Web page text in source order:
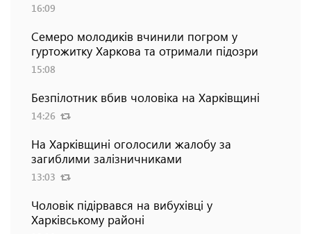
16:09
Семеро молодиків вчинили погром у
гуртожитку Харкова та отримали підозри
15:08
Безпілотник вбив чоловіка на Харківщині
14:26
На Харківщині оголосили жалобу за
загиблими залізничниками
13:03
Чоловік підірвався на вибухівці у
Харківському районі